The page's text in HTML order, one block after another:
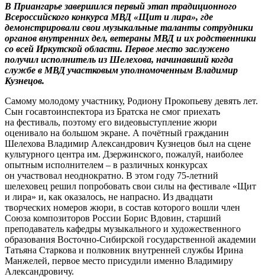
В Приангарье завершился первый этап традиционного
Всероссийского конкурса МВД «Щит и лира», где
демонстрировали свои музыкальные таланты сотрудники
органов внутренних дел, ветераны МВД и их родственники
со всей Иркутской области. Первое место заслужено
получил исполнитель из Шелехова, начинавший когда
службе в МВД участковым уполномоченным Владимир
Кузнецов.
Самому молодому участнику, Родиону Прокопьеву девять лет.
Сын госавтоинспектора из Братска не смог приехать
на фестиваль, поэтому его видеовыступление жюри
оценивало на большом экране. А почётный гражданин
Шелехова Владимир Александрович Кузнецов был на сцене
культурного центра им. Дзержинского, пожалуй, наиболее
опытным исполнителем – в различных конкурсах
он участвовал неоднократно. В этом году 75-летний
шелеховец решил попробовать свои силы на фестивале «Щит
и лира» и, как оказалось, не напрасно. Из двадцати
творческих номеров жюри, в состав которого вошли член
Союза композиторов России Борис Вдовин, старший
преподаватель кафедры музыкального и художественного
образования Восточно-Сибирской государственной академии
Татьяна Старкова и полковник внутренней службы Ирина
Манжелей, первое место присудили именно Владимиру
Александровичу.